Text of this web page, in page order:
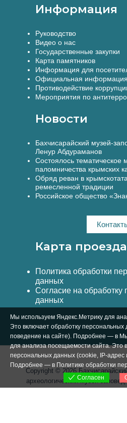
Информация
Руководство
Видео о нас
Государственные закупки
Карта памятников
Информация для
Официальная информация
Противодействие
Мероприятия по
Новости
Бахчисарайский музей-
Ленур Абдураманов
Состоялось тематическое
паломничества крымских
Обряд реван в
ремесленной традиции
Российское общество
Карта проезда
Политика обработки
данных
Согласие на обработку
данных
Copyright © 2026
археологический музей-
Мы используем Яндекс.Метрику для
Это включает обработку персональных
поведение на сайте). Подробнее — в
для анализа посещаемости сайта. Это
персональных данных (cookie, IP-адрес
Подробнее — в Политике обработки
Согласен